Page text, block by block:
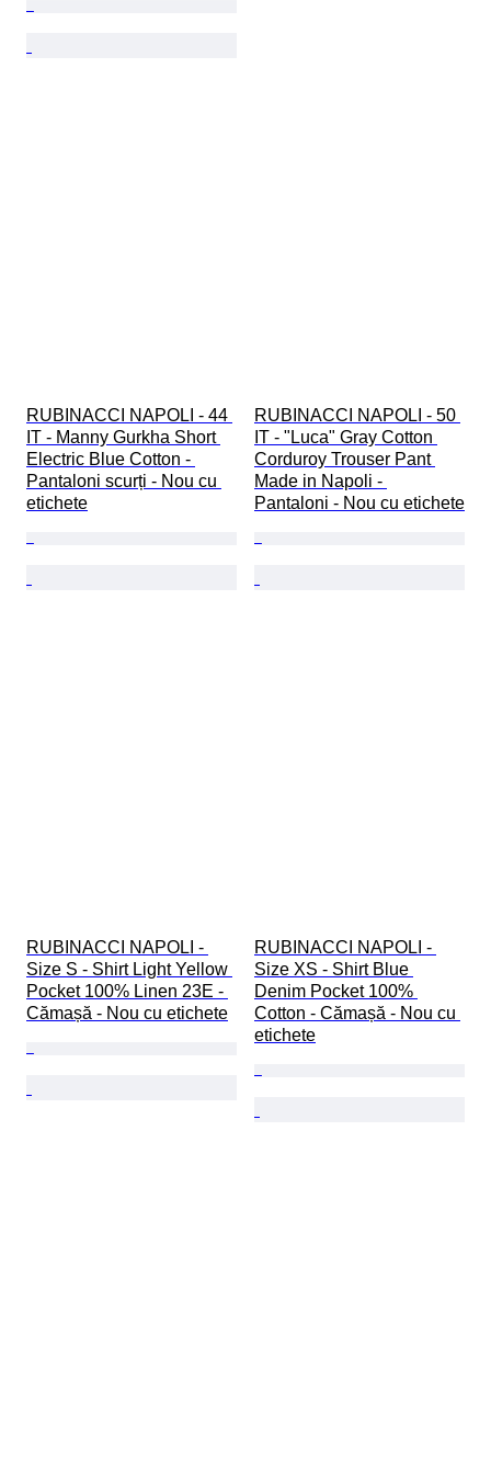
RUBINACCI NAPOLI - 44
IT - Manny Gurkha Short
Electric Blue Cotton -
Pantaloni scurți - Nou cu
etichete
RUBINACCI NAPOLI - 50
IT - "Luca" Gray Cotton
Corduroy Trouser Pant
Made in Napoli -
Pantaloni - Nou cu etichete
RUBINACCI NAPOLI -
Size S - Shirt Light Yellow
Pocket 100% Linen 23E -
Cămașă - Nou cu etichete
RUBINACCI NAPOLI -
Size XS - Shirt Blue
Denim Pocket 100%
Cotton - Cămașă - Nou cu
etichete